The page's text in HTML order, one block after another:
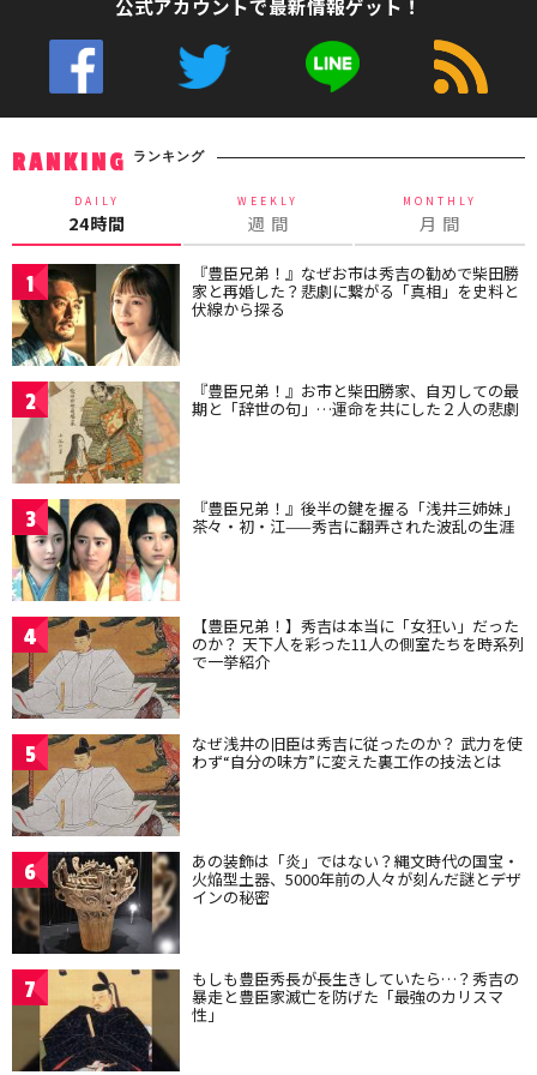
公式アカウントで最新情報ゲット！
RANKING ランキング
DAILY
24時間
WEEKLY
週 間
MONTHLY
月 間
1 『豊臣兄弟！』なぜお市は秀吉の勧めで柴田勝
家と再婚した？悲劇に繋がる「真相」を史料と
伏線から探る
2 『豊臣兄弟！』お市と柴田勝家、自刃しての最
期と「辞世の句」…運命を共にした２人の悲劇
3 『豊臣兄弟！』後半の鍵を握る「浅井三姉妹」
茶々・初・江——秀吉に翻弄された波乱の生涯
4 【豊臣兄弟！】秀吉は本当に「女狂い」だった
のか？ 天下人を彩った11人の側室たちを時系列
で一挙紹介
5 なぜ浅井の旧臣は秀吉に従ったのか？ 武力を使
わず“自分の味方”に変えた裏工作の技法とは
6 あの装飾は「炎」ではない？縄文時代の国宝・
火焔型土器、5000年前の人々が刻んだ謎とデザ
インの秘密
7 もしも豊臣秀長が長生きしていたら…？秀吉の
暴走と豊臣家滅亡を防げた「最強のカリスマ
性」